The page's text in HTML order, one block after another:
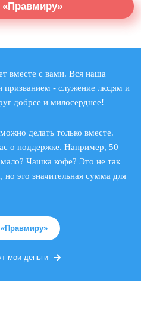
«Правмиру»
вместе с вами. Вся наша
- служение людям и
добрее и милосерднее!
делать только вместе.
о поддержке. Например, 50
Чашка кофе? Это не так
это значительная сумма для
мои деньги